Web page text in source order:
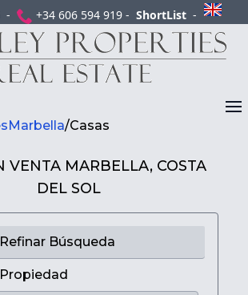
- +34 606 594 919 - ShortList -
Marbella/Casas
VENTA MARBELLA, COSTA
DEL SOL
Búsqueda